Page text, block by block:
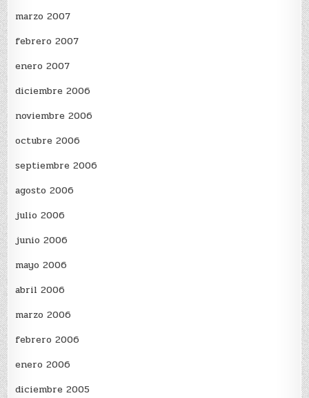
marzo 2007
febrero 2007
enero 2007
diciembre 2006
noviembre 2006
octubre 2006
septiembre 2006
agosto 2006
julio 2006
junio 2006
mayo 2006
abril 2006
marzo 2006
febrero 2006
enero 2006
diciembre 2005